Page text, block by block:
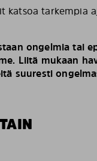
katsoa tarkempia
ongelmia tai
Liitä mukaan
suuresti